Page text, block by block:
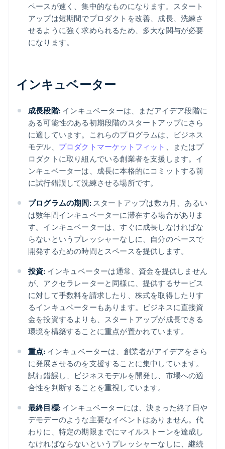
ペースが速く、集中的なものになります。スタート
アップは短期間でプロダクトを改善、成長、洗練さ
せるように強く求められるため、多大な関与が必要
になります。
インキュベーター
成長段階: インキュベーターは、まだアイデア段階に
ある可能性のある初期段階のスタートアップにさら
に適しています。これらのプログラムは、ビジネス
モデル、 プロダクトマーケットフィット 、またはプ
ロダクトに取り組んでいる創業者を支援します。イ
ンキュベーターは、成長に本格的にコミットする前
に試行錯誤して洗練させる場所です。
プログラムの期間: スタートアップは数カ月、あるい
は数年間インキュベーターに滞在する場合がありま
す。インキュベーターは、すぐに成長しなければな
らないというプレッシャーなしに、自分のペースで
開発するための時間とスペースを提供します。
投資: インキュベーターは通常、資金を提供しません
が、アクセラレーターと同様に、提供するサービス
に対して手数料を請求したり、株式を取得したりす
るインキュベーターもあります。ビジネスに直接資
金を投資するよりも、スタートアップが成長できる
環境を構築することに重点が置かれています。
重点: インキュベーターは、創業者がアイデアをさら
に発展させるのを支援することに集中しています。
試行錯誤し、ビジネスモデルを開発し、市場への適
合性を判断することを重視しています。
最終目標: インキュベーターには、決まった終了日や
デモデーのような主要なイベントはありません。代
わりに、特定の期限までにマイルストーンを達成し
なければならないというプレッシャーなしに、継続